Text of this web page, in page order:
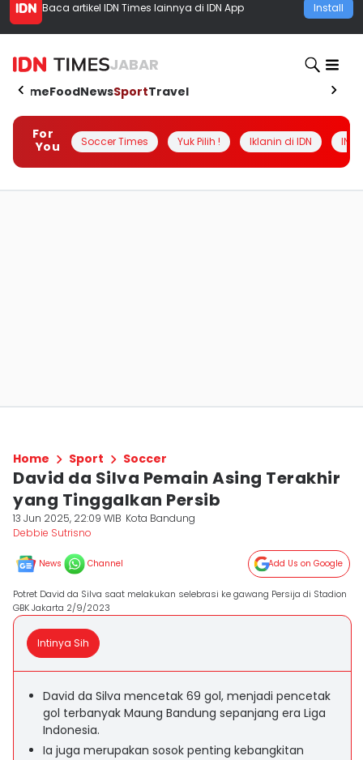
Baca artikel IDN Times lainnya di IDN App Install
JABAR
HomeFoodNewsSportTravel
For
You
Soccer Times Yuk Pilih ! Iklanin di IDN
Home Sport Soccer
David da Silva Pemain Asing Terakhir
yang Tinggalkan Persib
13 Jun 2025, 22:09 WIB Kota Bandung
Debbie Sutrisno
News Channel Add Us on Google
Potret David da Silva saat melakukan selebrasi ke gawang Persija di Stadion
GBK Jakarta 2/9/2023
Intinya Sih
David da Silva mencetak 69 gol, menjadi pencetak
gol terbanyak Maung Bandung sepanjang era Liga
Indonesia.
Ia juga merupakan sosok penting kebangkitan